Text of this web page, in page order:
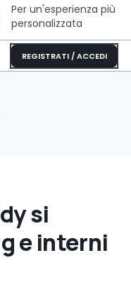
Per un'esperienza più
personalizzata
REGISTRATI / ACCEDI
si
e interni